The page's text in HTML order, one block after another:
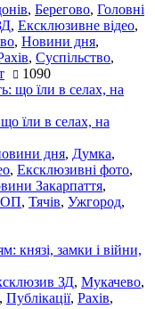
, Берегово, Головні
, Ексклюзивне відео,
, Новини дня,
, Суспільство,
1090
їли в селах, на
дня, Думка,
, Ексклюзивні фото,
Закарпаття,
, Тячів, Ужгород,
князі, замки і війни,
ЗД, Мукачево,
, Публікації, Рахів,